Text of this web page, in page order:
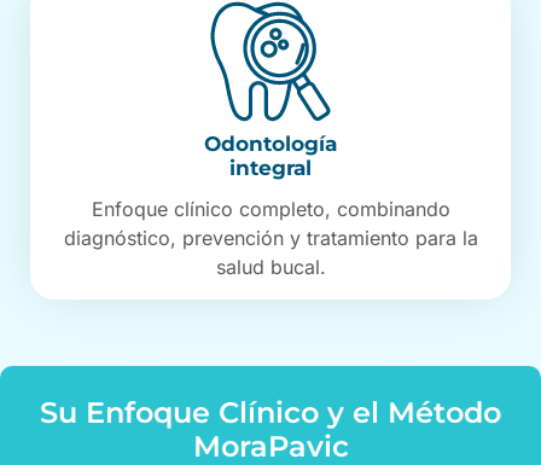
Odontología
integral
Enfoque clínico completo, combinando
diagnóstico, prevención y tratamiento para la
salud bucal.
Su Enfoque Clínico y el Método
MoraPavic